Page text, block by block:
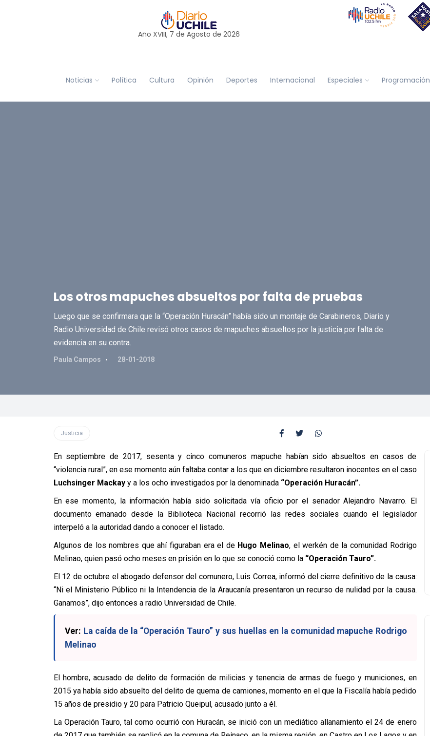
Año XVIII, 7 de Agosto de 2026
Noticias Política Cultura Opinión Deportes Internacional Especiales Programación
Los otros mapuches absueltos por falta de pruebas
Luego que se confirmara que la “Operación Huracán” había sido un montaje de Carabineros, Diario y
Radio Universidad de Chile revisó otros casos de mapuches absueltos por la justicia por falta de
evidencia en su contra.
Paula Campos 28-01-2018
Justicia
En septiembre de 2017, sesenta y cinco comuneros mapuche habían sido absueltos en casos de
“violencia rural”, en ese momento aún faltaba contar a los que en diciembre resultaron inocentes en el caso
Luchsinger Mackayy a los ocho investigados por la denominada “Operación Huracán”.
En ese momento, la información había sido solicitada vía oficio por el senador Alejandro Navarro. El
documento emanado desde la Biblioteca Nacional recorrió las redes sociales cuando el legislador
interpeló a la autoridad dando a conocer el listado.
Algunos de los nombres que ahí figuraban era el de Hugo Melinao, el werkén de la comunidad Rodrigo
Melinao, quien pasó ocho meses en prisión en lo que se conoció como la “Operación Tauro”.
El 12 de octubre el abogado defensor del comunero, Luis Correa, informó del cierre definitivo de la causa:
“Ni el Ministerio Público ni la Intendencia de la Araucanía presentaron un recurso de nulidad por la causa.
Ganamos”, dijo entonces a radio Universidad de Chile.
Ver: La caída de la “Operación Tauro” y sus huellas en la comunidad mapuche Rodrigo
Melinao
El hombre, acusado de delito de formación de milicias y tenencia de armas de fuego y municiones, en
2015 ya había sido absuelto del delito de quema de camiones, momento en el que la Fiscalía había pedido
15 años de presidio y 20 para Patricio Queipul, acusado junto a él.
La Operación Tauro, tal como ocurrió con Huracán, se inició con un mediático allanamiento el 24 de enero